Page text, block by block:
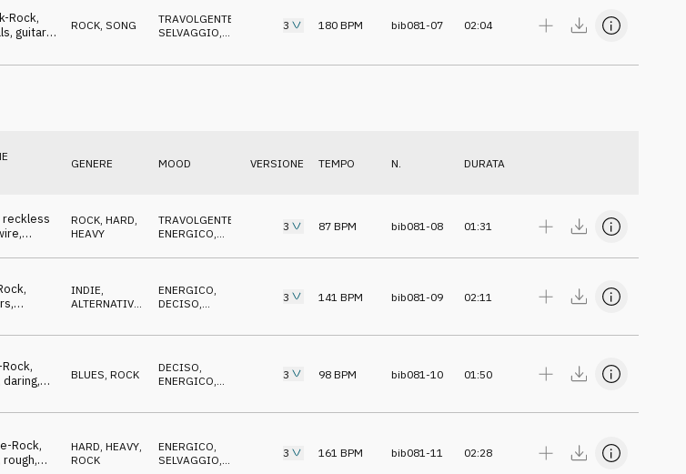
Rock,
guitars,
ROCK, SONG TRAVOLGENTE
SELVAGGIO
3 180 BPM bib081-07 02:04
GENERE MOOD VERSIONE TEMPO N. DURATA
reckless
ROCK HARD,
HEAVY
TRAVOLGENTE
ENERGICO
3 87 BPM bib081-08 01:31
INDIE,
ALTERNATIVA
ENERGICO,
DECISO,
3 141 BPM bib081-09 02:11
BLUES ROCK DECISO,
ENERGICO,
3 98 BPM bib081-10 01:50
Rock,
HARD, HEAVY
ROCK
ENERGICO
SELVAGGIO
3 161 BPM bib081-11 02:28